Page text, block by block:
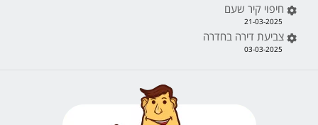
חיפוי קיר שעם
21-03-2025
צביעת דירה בחדרה
03-03-2025